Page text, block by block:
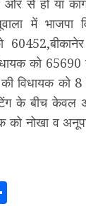
में भाजपा
को
विधायक को
के बीच केवल
को नोखा व